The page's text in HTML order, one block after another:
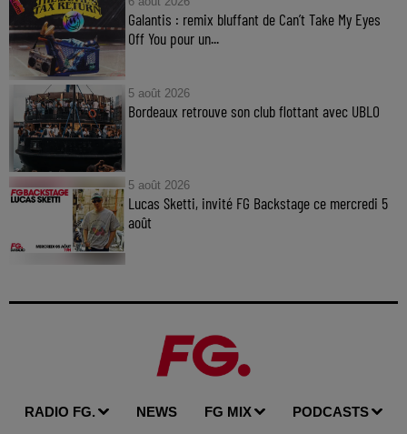
Galantis : remix bluffant de Can’t Take My Eyes
Off You pour un...
5 août 2026
Bordeaux retrouve son club flottant avec UBLO
5 août 2026
Lucas Sketti, invité FG Backstage ce mercredi 5
août
RADIO FG. NEWS FG MIX PODCASTS